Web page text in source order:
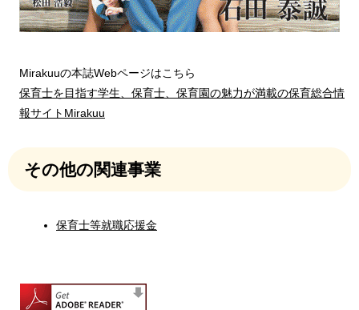
Mirakuuの本誌Webページはこちら
保育士を目指す学生、保育士、保育園の魅力が満載の保育総合情
報サイトMirakuu​
その他の関連事業
保育士等就職応援金